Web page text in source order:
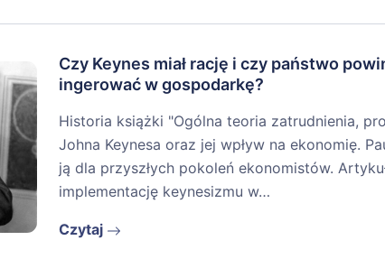
Czy Keynes miał rację i czy państwo
ingerować w gospodarkę?
Historia książki "Ogólna teoria zatrudnienia,
Johna Keynesa oraz jej wpływ na ekonomię.
ją dla przyszłych pokoleń ekonomistów.
implementację keynesizmu w…
Czytaj